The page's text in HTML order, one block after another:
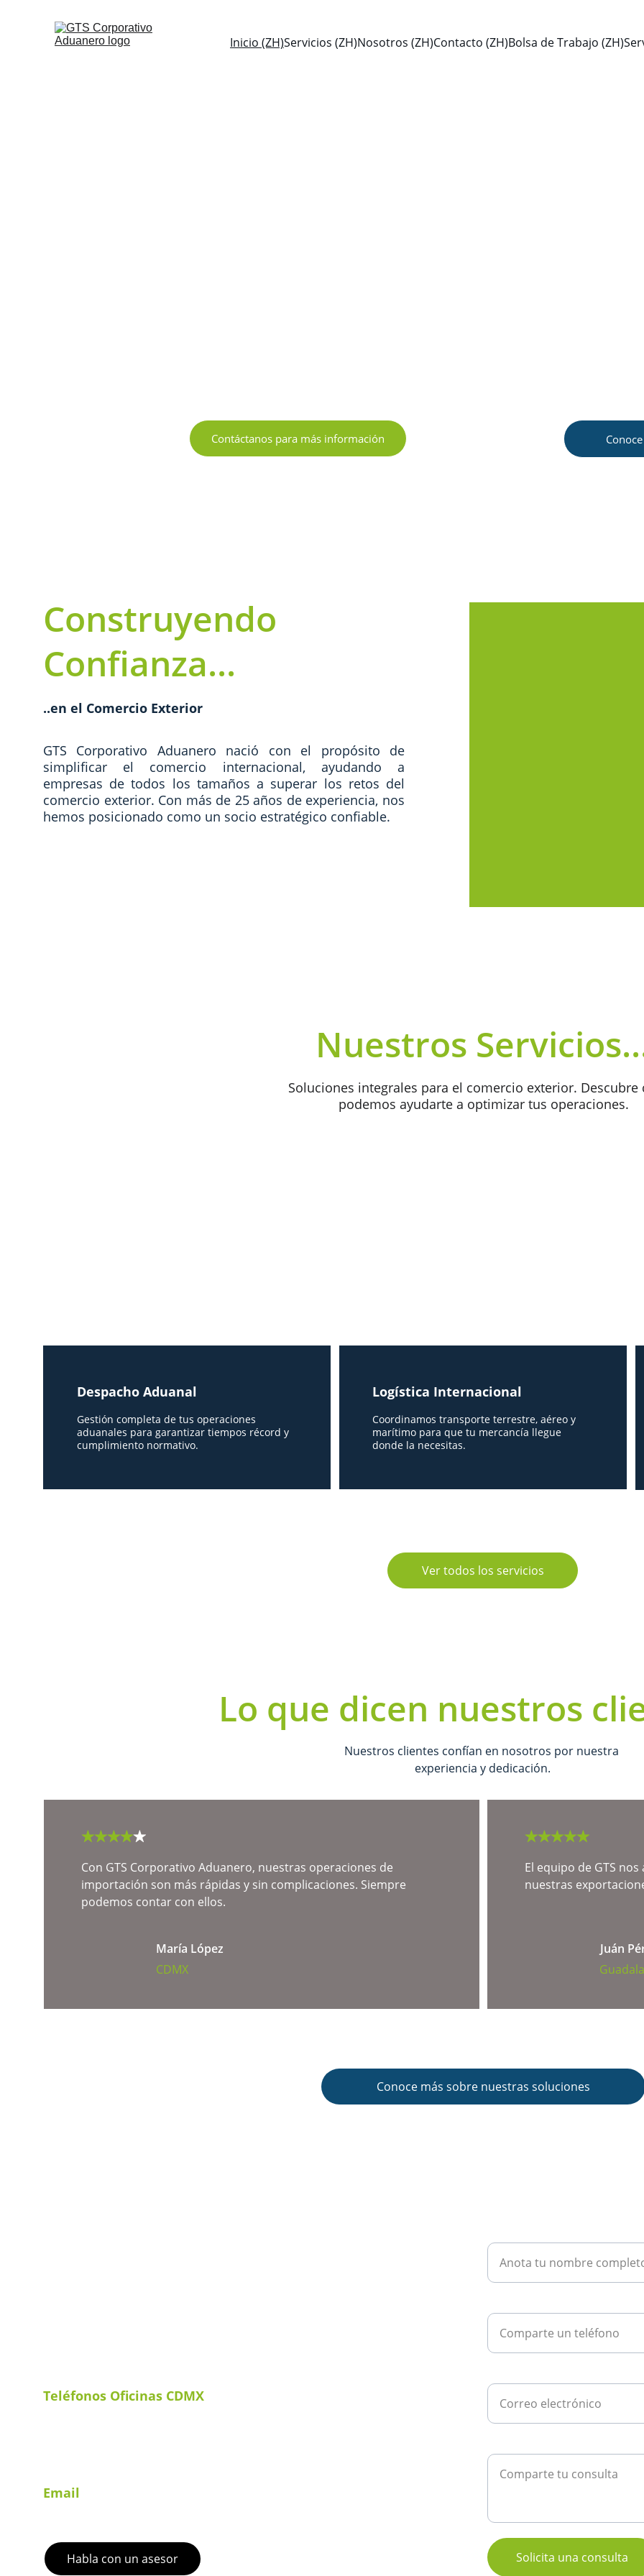
Inicio (ZH)Servicios (ZH)Nosotros (ZH)Contacto (ZH)Bolsa de Trabajo (ZH)
Contáctanos para más información
Construyendo
Confianza...
GTS Corporativo Aduanero nació con el propósito de
simplificar el comercio internacional, ayudando a
empresas de todos los tamaños a superar los retos del
comercio exterior. Con más de 25 años de experiencia, nos
hemos posicionado como un socio estratégico confiable.
..en el Comercio Exterior
Nuestros
Soluciones integrales para el comercio exterior. Descubre
podemos ayudarte a optimizar tus operaciones.
Despacho Aduanal
Gestión completa de tus operaciones
aduanales para garantizar tiempos récord y
cumplimiento normativo.
Logística Internacional
Coordinamos transporte terrestre, aéreo y
marítimo para que tu mercancía llegue
donde la necesitas.
Ver todos los servicios
Lo que dicen nuestros
Nuestros clientes confían en nosotros por nuestra
experiencia y dedicación.
El equipo de GTS
nuestras
Juán
Con GTS Corporativo Aduanero, nuestras operaciones de
importación son más rápidas y sin complicaciones. Siempre
podemos contar con ellos.
María López
CDMX
★★★★★
★★★★★
Conoce más sobre nuestras soluciones
Teléfonos Oficinas CDMX
Email
Solicita una consulta
Habla con un asesor